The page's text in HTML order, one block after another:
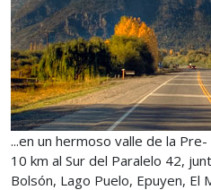
...en un hermoso valle de la
10 km al Sur del Paralelo 42,
Bolsón, Lago Puelo, Epuyen, El